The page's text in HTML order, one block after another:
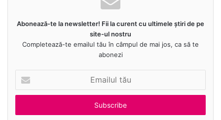
Abonează-te la newsletter! Fii la curent cu ultimele știri de pe
site-ul nostru
Completează-te emailul tău în câmpul de mai jos, ca să te
abonezi
a
l